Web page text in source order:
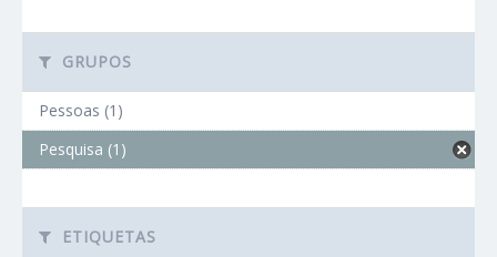
GRUPOS
Pessoas (1)
Pesquisa (1)
ETIQUETAS